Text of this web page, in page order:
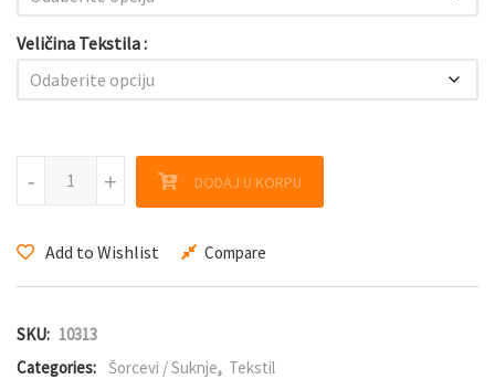
Veličina Tekstila
+
- +
- DODAJ U KORPU
Add to Wishlist Compare
SKU: 10313
Categories:
Šorcevi / Suknje, Tekstil